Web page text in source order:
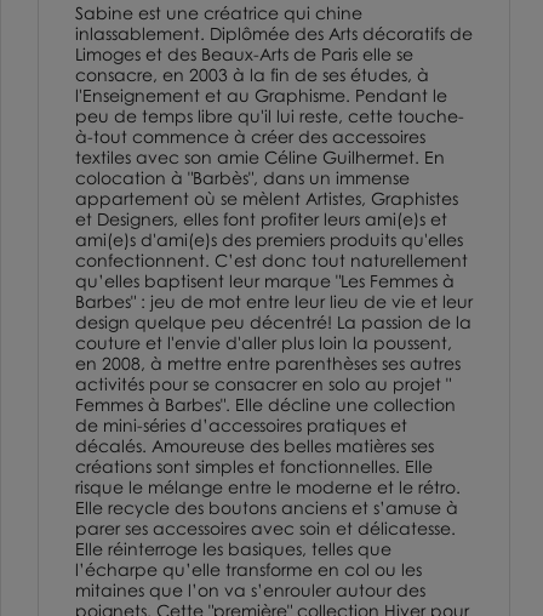
Sabine est une créatrice qui chine
inlassablement. Diplômée des Arts décoratifs de
Limoges et des Beaux-Arts de Paris elle se
consacre, en 2003 à la fin de ses études, à
l'Enseignement et au Graphisme. Pendant le
peu de temps libre qu'il lui reste, cette touche-
à-tout commence à créer des accessoires
textiles avec son amie Céline Guilhermet. En
colocation à "Barbès", dans un immense
appartement où se mèlent Artistes, Graphistes
et Designers, elles font profiter leurs ami(e)s et
ami(e)s d'ami(e)s des premiers produits qu'elles
confectionnent. C’est donc tout naturellement
qu’elles baptisent leur marque "Les Femmes à
Barbes" : jeu de mot entre leur lieu de vie et leur
design quelque peu décentré! La passion de la
couture et l'envie d'aller plus loin la poussent,
en 2008, à mettre entre parenthèses ses autres
activités pour se consacrer en solo au projet "
Femmes à Barbes". Elle décline une collection
de mini-séries d’accessoires pratiques et
décalés. Amoureuse des belles matières ses
créations sont simples et fonctionnelles. Elle
risque le mélange entre le moderne et le rétro.
Elle recycle des boutons anciens et s’amuse à
parer ses accessoires avec soin et délicatesse.
Elle réinterroge les basiques, telles que
l’écharpe qu’elle transforme en col ou les
mitaines que l’on va s’enrouler autour des
poignets. Cette "première" collection Hiver pour